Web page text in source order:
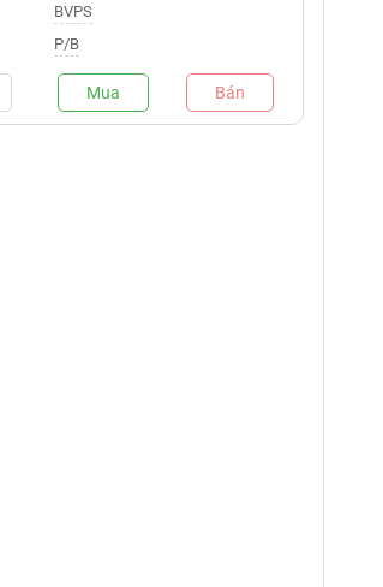
BVPS
P/B
Mua Bán